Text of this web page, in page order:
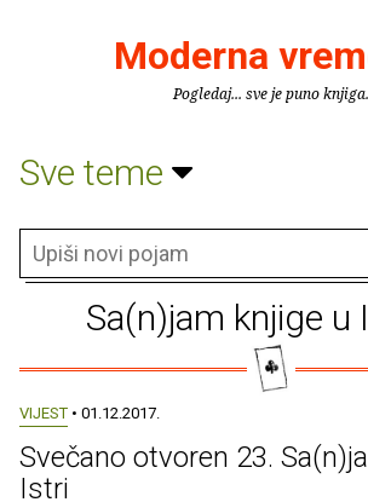
Moderna
Pogledaj... sve je puno knjiga.
Sve teme
Sa(n)jam knjige u
VIJEST • 01.12.2017.
Svečano otvoren 23.
Istri